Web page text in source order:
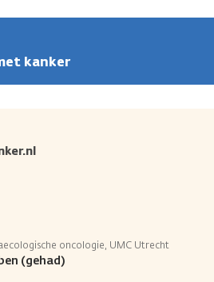
kanker
oncologie, UMC Utrecht
(gehad)